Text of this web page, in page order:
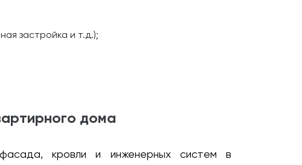
застройка и т.д.);
дома
кровли и инженерных систем в